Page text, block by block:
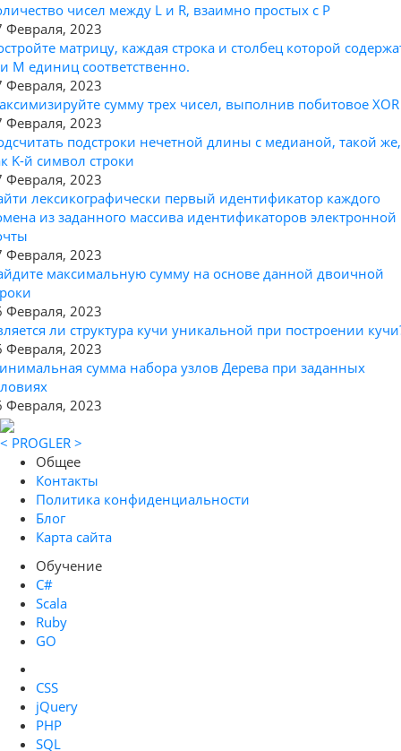
чисел между L и R, взаимно простых с P
Февраля, 2023
матрицу, каждая строка и столбец которой
M единиц соответственно.
Февраля, 2023
сумму трех чисел, выполнив побитовое XOR
Февраля, 2023
подстроки нечетной длины с медианой, такой же,
K-й символ строки
Февраля, 2023
лексикографически первый идентификатор каждого
из заданного массива идентификаторов электронной
Февраля, 2023
максимальную сумму на основе данной двоичной
Февраля, 2023
ли структура кучи уникальной при построении
Февраля, 2023
сумма набора узлов Дерева при заданных
Февраля, 2023
< PROGLER >
Общее
Контакты
Политика конфиденциальности
Блог
Карта сайта
Обучение
C#
Scala
Ruby
GO
CSS
jQuery
PHP
SQL